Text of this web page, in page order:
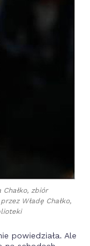
zbiór
Władę Chałko,
powiedziała. Ale